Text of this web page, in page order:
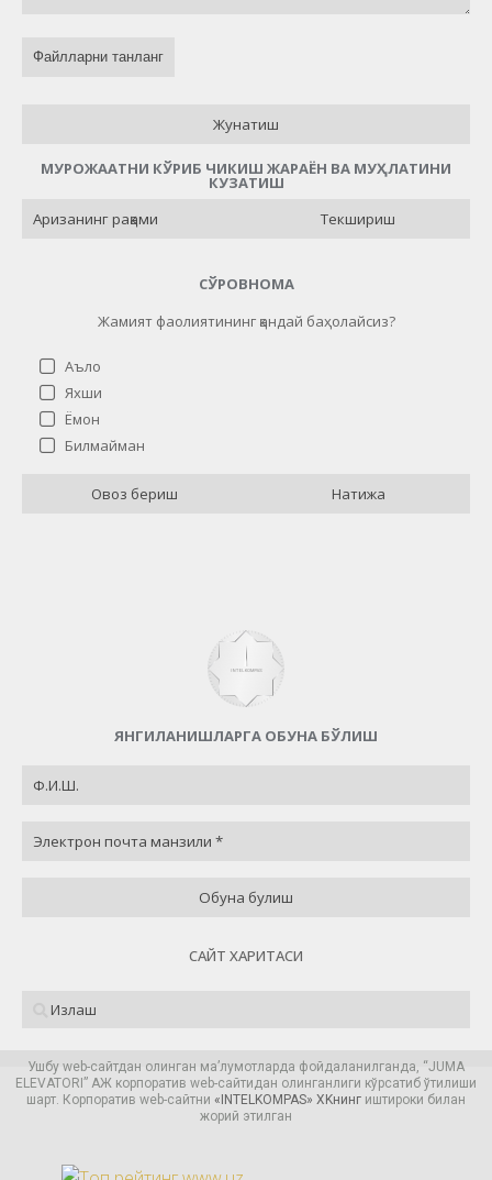
Файлларни танланг
Жунатиш
МУРОЖААТНИ КЎРИБ ЧИКИШ ЖАРАЁН ВА МУҲЛАТИНИ
КУЗАТИШ
Текшириш
СЎРОВНОМА
Жамият фаолиятининг қандай баҳолайсиз?
Аъло
Яхши
Ёмон
Билмайман
Натижа
Овоз бериш
Жамият фаолиятининг қандай баҳолайсиз?
ЯНГИЛАНИШЛАРГА ОБУНА БЎЛИШ
САЙТ ХАРИТАСИ
Ушбу web-сайтдан олинган ма’лумотларда фойдаланилганда, “JUMA
ELEVATORI” AЖ корпоратив web-сайтидан олинганлиги кўрсатиб ўтилиши
шарт. Корпоратив web-сайтни « INTELKOMPAS» XKнинг иштироки билан
жорий этилган